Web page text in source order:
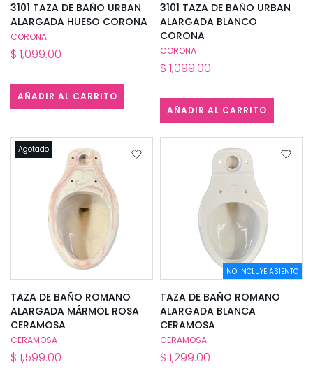
3101 TAZA DE BAÑO URBAN
ALARGADA HUESO CORONA
CORONA
$ 1,099.00
AÑADIR AL CARRITO
3101 TAZA DE BAÑO URBAN
ALARGADA BLANCO
CORONA
CORONA
$ 1,099.00
AÑADIR AL CARRITO
Agotado
TAZA DE BAÑO ROMANO
ALARGADA MÁRMOL ROSA
CERAMOSA
CERAMOSA
$ 1,599.00
NO INCLUYE ASIENTO
TAZA DE BAÑO ROMANO
ALARGADA BLANCA
CERAMOSA
CERAMOSA
$ 1,299.00